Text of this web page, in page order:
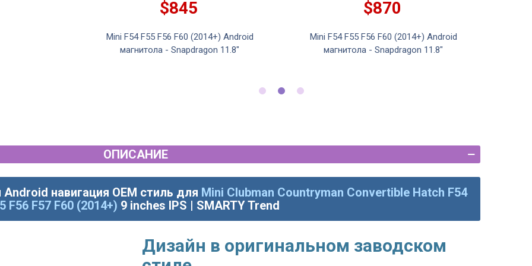
$845
Mini F54 F55 F56 F60 (2014+) Android
магнитола - Snapdragon 11.8"
$870
Mini F54 F55 F56 F60 (2014+) Android
магнитола - Snapdragon 11.8"
ОПИСАНИЕ
навигация OEM стиль для Mini Clubman Countryman Convertible Hatch F54
F56 F57 F60 (2014+) 9 inches IPS | SMARTY Trend
Дизайн в оригинальном заводском